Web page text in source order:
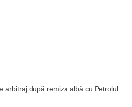
arbitraj după remiza albă cu Petrolul